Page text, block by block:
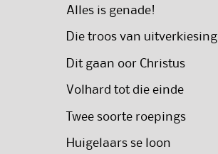
Alles is genade!
Die troos van uitverkiesing
Dit gaan oor Christus
Volhard tot die einde
Twee soorte roepings
Huigelaars se loon